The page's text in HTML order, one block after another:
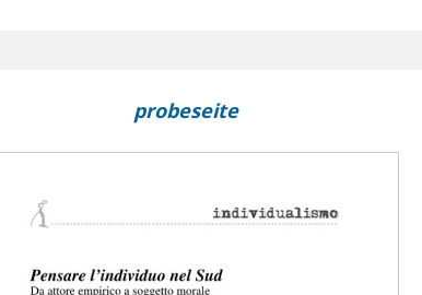
probeseite